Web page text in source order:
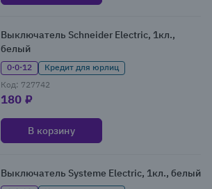
Выключатель Schneider Electric, 1кл.,
белый
0·0·12
Кредит для юрлиц
Код: 727742
180 ₽
В корзину
Выключатель Systeme Electric, 1кл., белый